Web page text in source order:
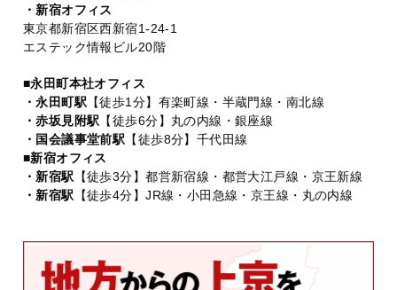
・新宿オフィス
東京都新宿区西新宿1-24-1
エステック情報ビル20階
■永田町本社オフィス
・永田町駅 【徒歩1分】有楽町線・半蔵門線・南北線
・赤坂見附駅 【徒歩6分】丸の内線・銀座線
・国会議事堂前駅 【徒歩8分】千代田線
■新宿オフィス
・新宿駅 【徒歩3分】都営新宿線・都営大江戸線・京王新線
・新宿駅 【徒歩4分】JR線・小田急線・京王線・丸の内線